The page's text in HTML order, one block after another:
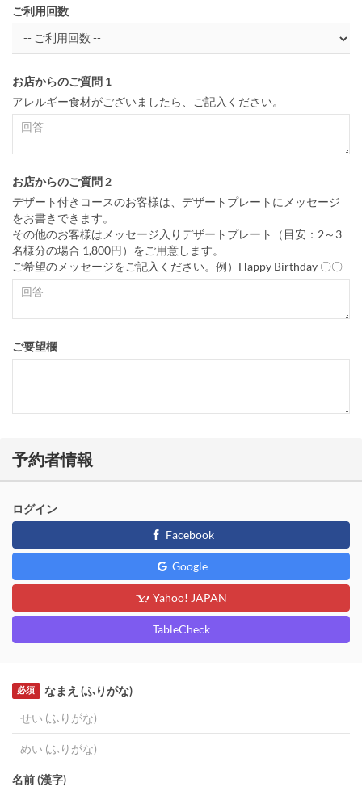
ご利用回数
お店からのご質問 1
アレルギー食材がございましたら、ご記入ください。
お店からのご質問 2
デザート付きコースのお客様は、デザートプレートにメッセージ
をお書きできます。
その他のお客様はメッセージ入りデザートプレート（目安：2～3
名様分の場合 1,800円）をご用意します。
ご希望のメッセージをご記入ください。例）Happy Birthday 〇〇
ご要望欄
予約者情報
ログイン
Facebook
Google
Yahoo! JAPAN
TableCheck
なまえ (ふりがな)
必須
名前 (漢字)